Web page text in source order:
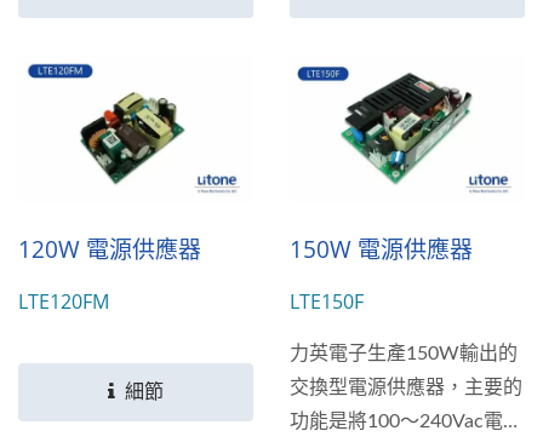
15V、18V-20V、22V-
範標準。
+30V、+36V與+48多種直
全規範標準。
120W 電源供應器
LTE120FM
細節
150W 電源供應器
LTE150F
力英電子生產150W輸出的
交換型電源供應器，主要的
功能是將100～240Vac電壓